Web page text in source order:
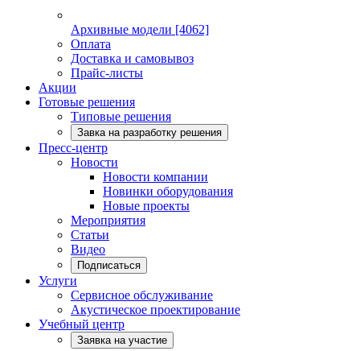
Архивные модели [4062]
Оплата
Доставка и самовывоз
Прайс-листы
Акции
Готовые решения
Типовые решения
Завка на разработку решения
Пресс-центр
Новости
Новости компании
Новинки оборудования
Новые проекты
Мероприятия
Статьи
Видео
Подписаться
Услуги
Сервисное обслуживание
Акустическое проектирование
Учебный центр
Заявка на участие